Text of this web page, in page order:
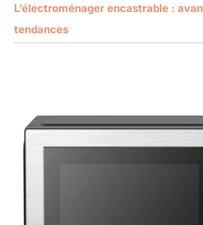
L’électroménager encastrable :
tendances